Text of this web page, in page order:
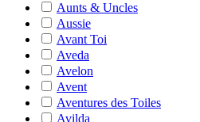
Aunts & Uncles
Aussie
Avant Toi
Aveda
Avelon
Avent
Aventures des Toiles
Avilda